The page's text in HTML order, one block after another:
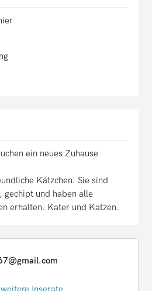
ein neues Zuhause
Kätzchen. Sie sind
und haben alle
erhalten. Kater und Katzen.